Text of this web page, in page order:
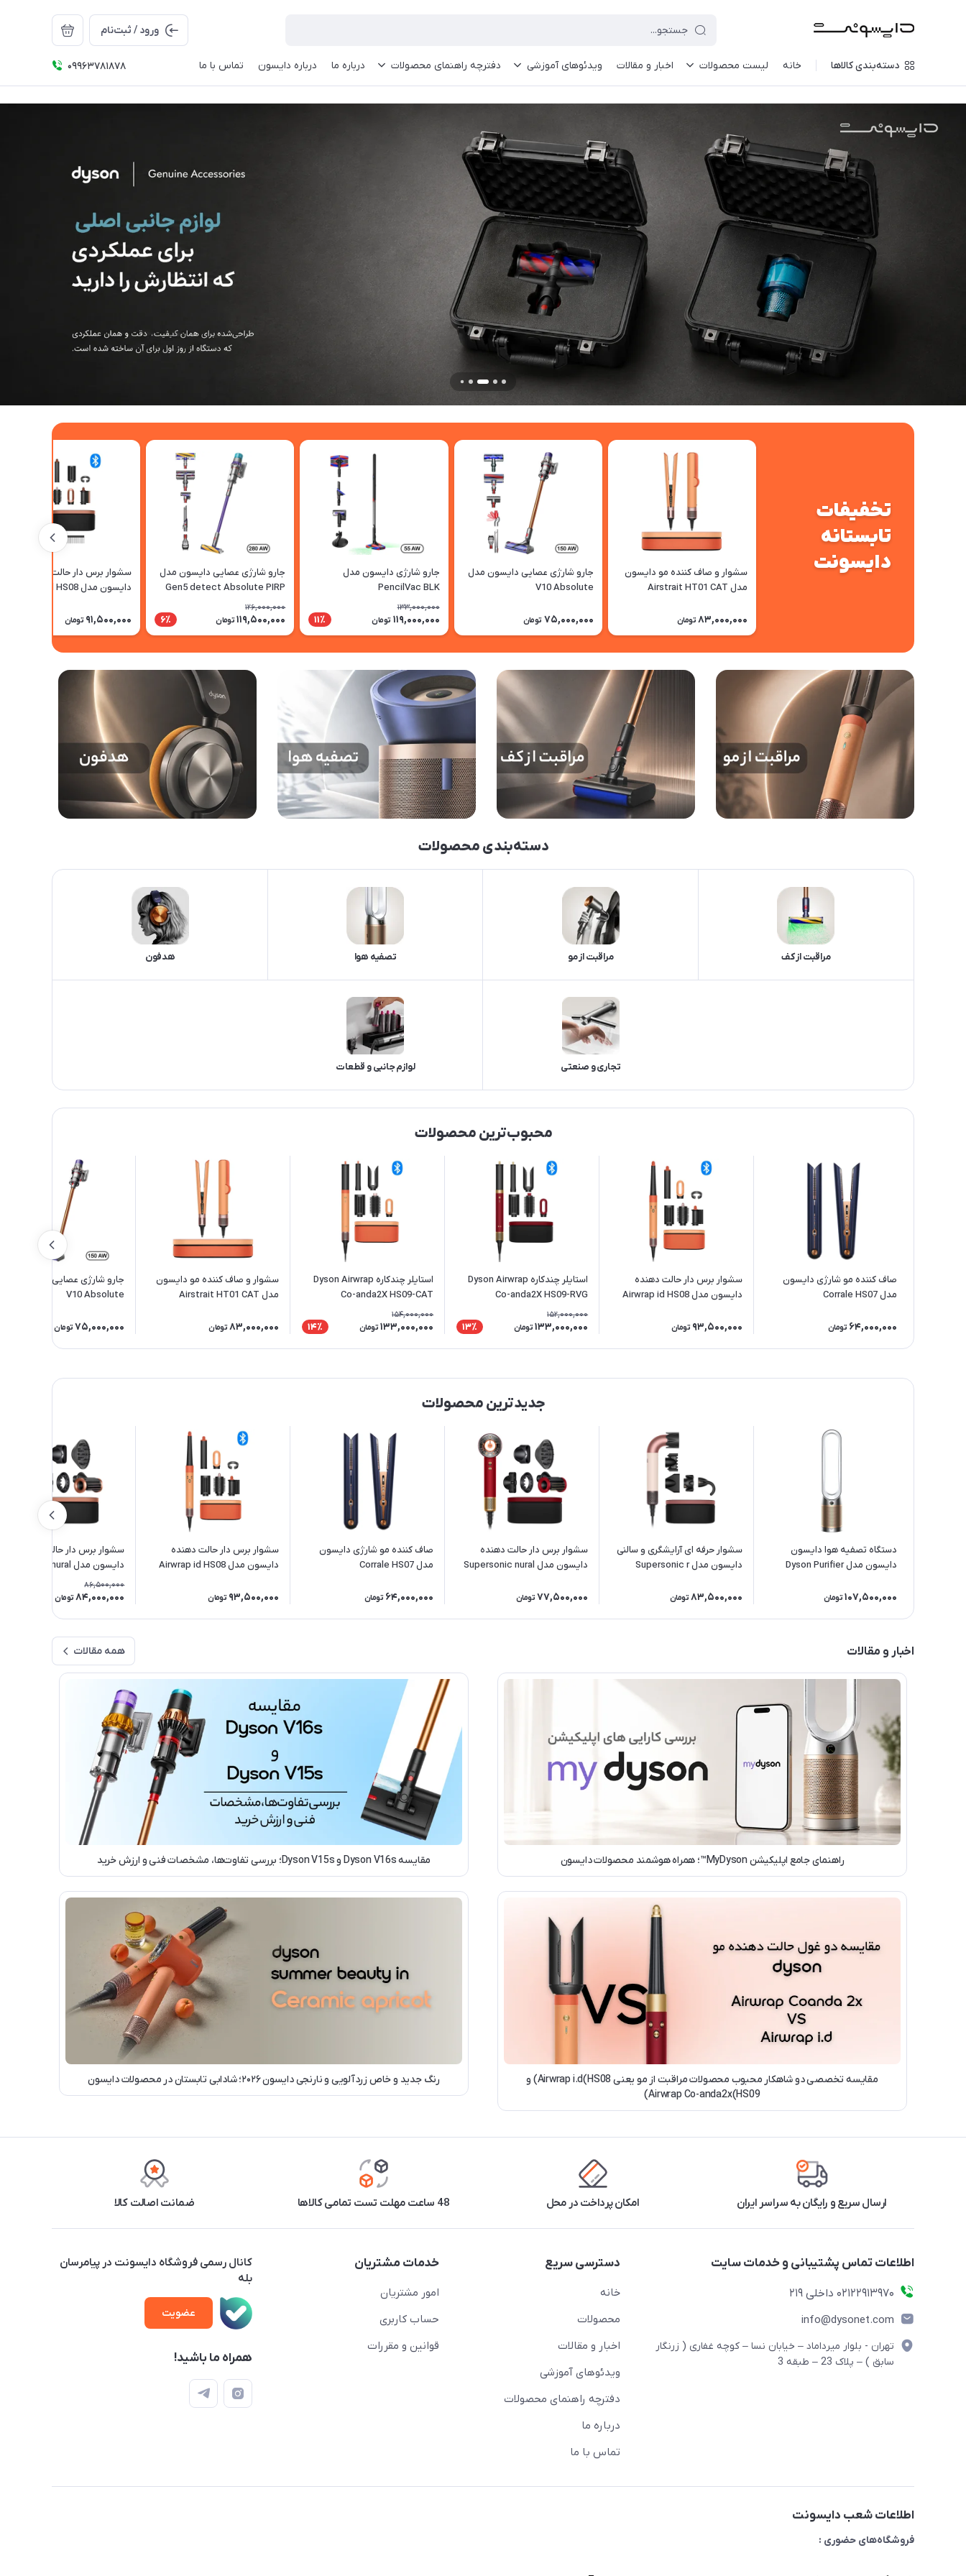
ورود / ثبت‌نام
دسته‌بندی کالاها خانه لیست محصولات اخبار و مقالات ویدئو‌های آموزشی دفترچه راهنمای محصولات درباره ما درباره دایسون تماس با ما 09963781878
تخفیفات
تابستانه
دایسونت
سشوار و صاف کننده مو دایسون
مدل Airstrait HT01 CAT
83,000,000 تومان
جارو شارژی عصایی دایسون مدل
V10 Absolute
75,000,000 تومان
جارو شارژی دایسون مدل
PencilVac BLK
133,000,000
119,000,000 تومان 11٪
جارو شارژی عصایی دایسون مدل
Gen5 detect Absolute PIRP
126,000,000
119,500,000 تومان 6٪
سشوار برس دار حالت دهنده
دایسون مدل Airwrap id HS08
91,500,000 تومان
دسته‌بندی محصولات
مراقبت از کف مراقبت از مو تصفیه هوا هدفون
تجاری و صنعتی لوازم جانبی و قطعات
محبوب‌ترین محصولات
صاف کننده مو شارژی دایسون
مدل Corrale HS07
64,000,000 تومان
سشوار برس دار حالت دهنده
دایسون مدل Airwrap id HS08
93,500,000 تومان
استایلر چندکاره Dyson Airwrap
Co-anda2X HS09-RVG
152,000,000
133,000,000 تومان 13٪
استایلر چندکاره Dyson Airwrap
Co-anda2X HS09-CAT
154,000,000
133,000,000 تومان 14٪
سشوار و صاف کننده مو دایسون
مدل Airstrait HT01 CAT
83,000,000 تومان
جارو شارژی عصایی دایسون
V10 Absolute
75,000,000 تومان
جدیدترین محصولات
دستگاه تصفیه هوا دایسون
دایسون مدل Dyson Purifier
White/Gold
107,500,000 تومان
سشوار حرفه ای آرایشگری و سالنی
دایسون مدل Supersonic r
83,500,000 تومان
سشوار برس دار حالت دهنده
دایسون مدل Supersonic nural
77,500,000 تومان
صاف کننده مو شارژی دایسون
مدل Corrale HS07
64,000,000 تومان
سشوار برس دار حالت دهنده
دایسون مدل Airwrap id HS08
93,500,000 تومان
سشوار برس دار حالت دهنده
دایسون مدل Supersonic nural
Wave+Curl diffuser HD16 AS
86,500,000
84,000,000 تومان
اخبار و مقالات همه مقالات
راهنمای جامع اپلیکیشن MyDyson™؛ همراه هوشمند محصولات دایسون مقایسه Dyson V16s و Dyson V15s؛ بررسی تفاوت‌ها، مشخصات فنی و ارزش خرید
مقایسه تخصصی دو شاهکار محبوب محصولات مراقبت از مو یعنی Airwrap i.d(HS08) و
Airwrap Co-anda2x(HS09)
رنگ جدید و خاص زردآلویی و نارنجی دایسون ۲۰۲۶؛ شادابی تابستان در محصولات دایسون
ارسال سریع و رایگان به سراسر ایران امکان پرداخت در محل 48 ساعت مهلت تست تمامی کالاها ضمانت اصالت کالا
اطلاعات تماس پشتیبانی و خدمات سایت
02122913970 داخلی 219
info@dysonet.com
تهران - بلوار میرداماد – خیابان نسا – کوچه غفاری ( زرنگار
سابق ) – پلاک 23 – طبقه 3
دسترسی سریع
خانه
محصولات
اخبار و مقالات
ویدئو‌های آموزشی
دفترچه راهنمای محصولات
درباره ما
تماس با ما
خدمات مشتریان
امور مشتریان
حساب کاربری
قوانین و مقررات
کانال رسمی فروشگاه دایسونت در پیامرسان
بله
عضویت
همراه ما باشید!
اطلاعات شعب دایسونت
فروشگاه‌های حضوری :